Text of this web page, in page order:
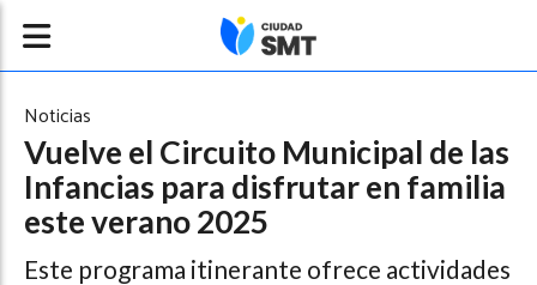
Vuelve el Circuito Municipal de las
Infancias para disfrutar en familia
este verano 2025
Este programa itinerante ofrece actividades
Noticias